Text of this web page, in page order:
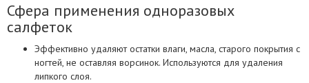
Сфера применения одноразовых
салфеток
Эффективно удаляют остатки влаги, масла, старого покрытия с
ногтей, не оставляя ворсинок. Используются для удаления
липкого слоя.